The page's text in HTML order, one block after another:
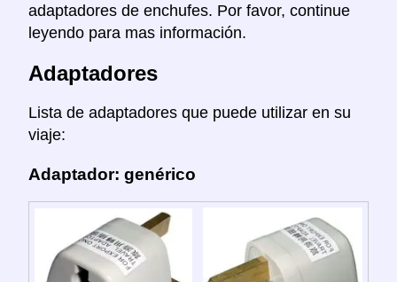
adaptadores de enchufes. Por favor, continue
leyendo para mas información.
Adaptadores
Lista de adaptadores que puede utilizar en su
viaje:
Adaptador: genérico